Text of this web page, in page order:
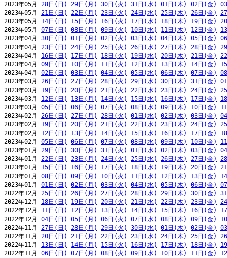
2023年05月 28日(日) 29日(月) 30日(火) 31日(水) 01日(木) 02日(金)
2023年05月 21日(日) 22日(月) 23日(火) 24日(水) 25日(木) 26日(金)
2023年05月 14日(日) 15日(月) 16日(火) 17日(水) 18日(木) 19日(金)
2023年05月 07日(日) 08日(月) 09日(火) 10日(水) 11日(木) 12日(金)
2023年04月 30日(日) 01日(月) 02日(火) 03日(水) 04日(木) 05日(金)
2023年04月 23日(日) 24日(月) 25日(火) 26日(水) 27日(木) 28日(金)
2023年04月 16日(日) 17日(月) 18日(火) 19日(水) 20日(木) 21日(金)
2023年04月 09日(日) 10日(月) 11日(火) 12日(水) 13日(木) 14日(金)
2023年04月 02日(日) 03日(月) 04日(火) 05日(水) 06日(木) 07日(金)
2023年03月 26日(日) 27日(月) 28日(火) 29日(水) 30日(木) 31日(金)
2023年03月 19日(日) 20日(月) 21日(火) 22日(水) 23日(木) 24日(金)
2023年03月 12日(日) 13日(月) 14日(火) 15日(水) 16日(木) 17日(金)
2023年03月 05日(日) 06日(月) 07日(火) 08日(水) 09日(木) 10日(金)
2023年02月 26日(日) 27日(月) 28日(火) 01日(水) 02日(木) 03日(金)
2023年02月 19日(日) 20日(月) 21日(火) 22日(水) 23日(木) 24日(金)
2023年02月 12日(日) 13日(月) 14日(火) 15日(水) 16日(木) 17日(金)
2023年02月 05日(日) 06日(月) 07日(火) 08日(水) 09日(木) 10日(金)
2023年01月 29日(日) 30日(月) 31日(火) 01日(水) 02日(木) 03日(金)
2023年01月 22日(日) 23日(月) 24日(火) 25日(水) 26日(木) 27日(金)
2023年01月 15日(日) 16日(月) 17日(火) 18日(水) 19日(木) 20日(金)
2023年01月 08日(日) 09日(月) 10日(火) 11日(水) 12日(木) 13日(金)
2023年01月 01日(日) 02日(月) 03日(火) 04日(水) 05日(木) 06日(金)
2022年12月 25日(日) 26日(月) 27日(火) 28日(水) 29日(木) 30日(金)
2022年12月 18日(日) 19日(月) 20日(火) 21日(水) 22日(木) 23日(金)
2022年12月 11日(日) 12日(月) 13日(火) 14日(水) 15日(木) 16日(金)
2022年12月 04日(日) 05日(月) 06日(火) 07日(水) 08日(木) 09日(金)
2022年11月 27日(日) 28日(月) 29日(火) 30日(水) 01日(木) 02日(金)
2022年11月 20日(日) 21日(月) 22日(火) 23日(水) 24日(木) 25日(金)
2022年11月 13日(日) 14日(月) 15日(火) 16日(水) 17日(木) 18日(金)
2022年11月 06日(日) 07日(月) 08日(火) 09日(水) 10日(木) 11日(金)